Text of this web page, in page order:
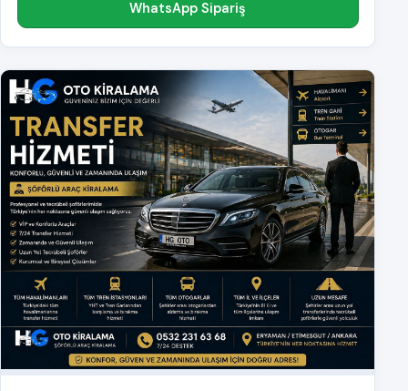
WhatsApp Sipariş